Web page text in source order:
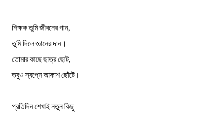
শিক্ষক তুমি জীবনের গান,
তুমি দিলে জ্ঞানের দান।
তোমার কাছে ছাত্র ছোট,
তবুও স্বপ্নে আকাশ ছোঁটে।
প্রতিদিন শেখাই নতুন কিছু